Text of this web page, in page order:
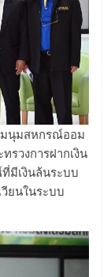
มนุมสหกรณ์ออม
รวงการฝากเงิน
มีเงินล้นระบบ
ยนในระบบ